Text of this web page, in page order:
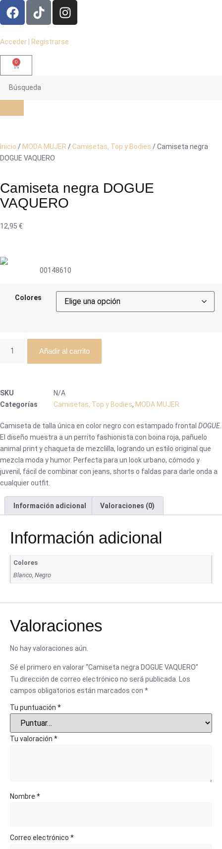
Acceder | Registrarse
0
Inicio / MODA MUJER /Camisetas, Top y Bodies / Camiseta negra
DOGUE VAQUERO
Camiseta negra DOGUE
VAQUERO
12,95 €
00148610
Colores
Añadir al carrito
SKU
N/A
Categorías
Camisetas, Top y Bodies, MODA MUJER
Camiseta de talla única en color negro con estampado frontal DOGUE
El diseño muestra a un perrito fashionista con boina roja, pañuelo
animal print y chaqueta de mezclilla, logrando un estilo original que
mezcla moda y humor. Perfecta para un look urbano, cómodo y
juvenil, fácil de combinar con jeans, shorts o faldas para darle onda a
cualquier outfit.
Información adicional Valoraciones (0)
Información adicional
Colores
Blanco, Negro
Valoraciones
No hay valoraciones aún.
Sé el primero en valorar “Camiseta negra DOGUE VAQUERO”
Tu dirección de correo electrónico no será publicada. Los
campos obligatorios están marcados con *
Tu puntuación *
Tu valoración *
Nombre *
Correo electrónico *